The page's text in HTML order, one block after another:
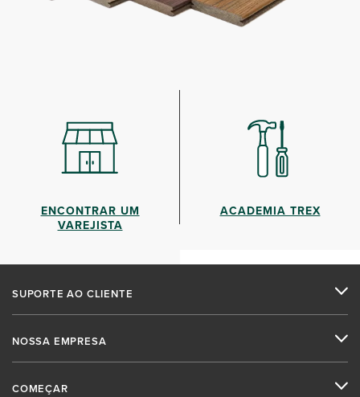
ENCONTRAR UM
VAREJISTA
ACADEMIA TREX
SUPORTE AO CLIENTE
NOSSA EMPRESA
COMEÇAR